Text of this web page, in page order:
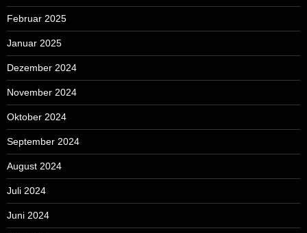
Februar 2025
Januar 2025
Dezember 2024
November 2024
Oktober 2024
September 2024
August 2024
Juli 2024
Juni 2024